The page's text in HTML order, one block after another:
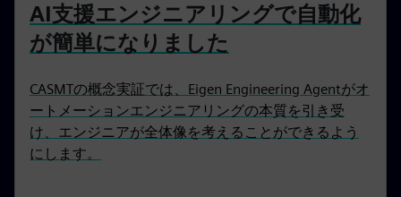
AI支援エンジニアリングで自動化
が簡単になりました
CASMTの概念実証では、Eigen Engineering Agentがオ
ートメーションエンジニアリングの本質を引き受
け、エンジニアが全体像を考えることができるよう
にします。